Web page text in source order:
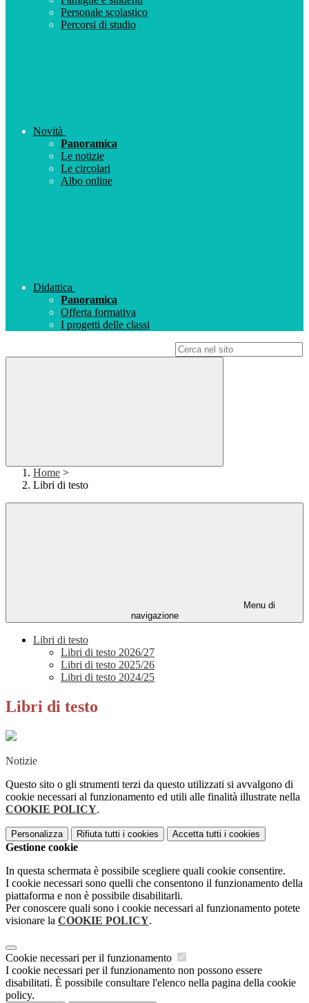
Personale scolastico
Percorsi di studio
Novità
Panoramica
Le notizie
Le circolari
Albo online
Didattica
Panoramica
Offerta formativa
I progetti delle classi
Home >
Libri di testo
Menu di
navigazione
Libri di testo
Libri di testo 2026/27
Libri di testo 2025/26
Libri di testo 2024/25
Libri di testo
Notizie
Questo sito o gli strumenti terzi da questo utilizzati si avvalgono di
cookie necessari al funzionamento ed utili alle finalità illustrate nella
COOKIE POLICY.
Personalizza Rifiuta tutti i cookies Accetta tutti i cookies
Gestione cookie
In questa schermata è possibile scegliere quali cookie consentire.
I cookie necessari sono quelli che consentono il funzionamento della
piattaforma e non è possibile disabilitarli.
Per conoscere quali sono i cookie necessari al funzionamento potete
visionare la COOKIE POLICY.
Cookie necessari per il funzionamento
I cookie necessari per il funzionamento non possono essere
disabilitati. È possibile consultare l'elenco nella pagina della cookie
policy.